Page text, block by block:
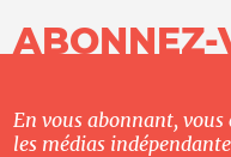
ABONNEZ-
En vous abonnant,
les médias